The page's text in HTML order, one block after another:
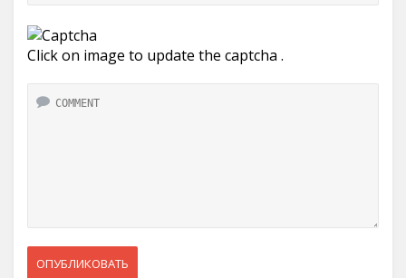
Click on image to update the captcha .